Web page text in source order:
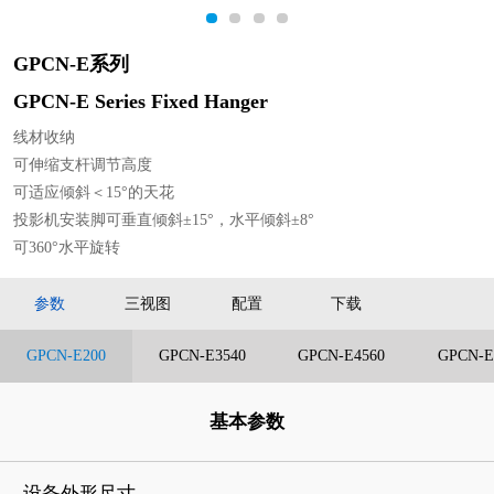
1 2 3 4
GPCN-E系列
GPCN-E Series Fixed Hanger
线材收纳
可伸缩支杆调节高度
可适应倾斜＜15°的天花
投影机安装脚可垂直倾斜±15°，水平倾斜±8°
可360°水平旋转
参数 三视图 配置 下载
GPCN-E200 GPCN-E3540 GPCN-E4560 GPCN-
基本参数